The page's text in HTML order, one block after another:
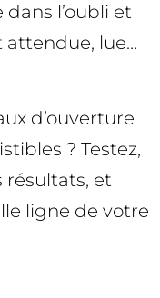
l’oubli et
attendue, lue…
d’ouverture
? Testez,
résultats, et
ligne de votre